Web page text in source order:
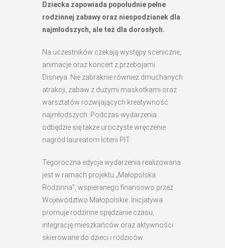
Dziecka zapowiada popołudnie pełne
rodzinnej zabawy oraz niespodzianek dla
najmłodszych, ale też dla dorosłych.
Na uczestników czekają występy sceniczne,
animacje oraz koncert z przebojami
Disneya. Nie zabraknie również dmuchanych
atrakcji, zabaw z dużymi maskotkami oraz
warsztatów rozwijających kreatywność
najmłodszych. Podczas wydarzenia
odbędzie się także uroczyste wręczenie
nagród laureatom loterii PIT.
Tegoroczna edycja wydarzenia realizowana
jest w ramach projektu „Małopolska
Rodzinna”, wspieranego finansowo przez
Województwo Małopolskie. Inicjatywa
promuje rodzinne spędzanie czasu,
integrację mieszkańców oraz aktywności
skierowane do dzieci i rodziców.